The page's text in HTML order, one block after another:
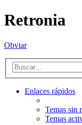
Retronia
Obviar
Enlaces rápidos
Temas sin
Temas